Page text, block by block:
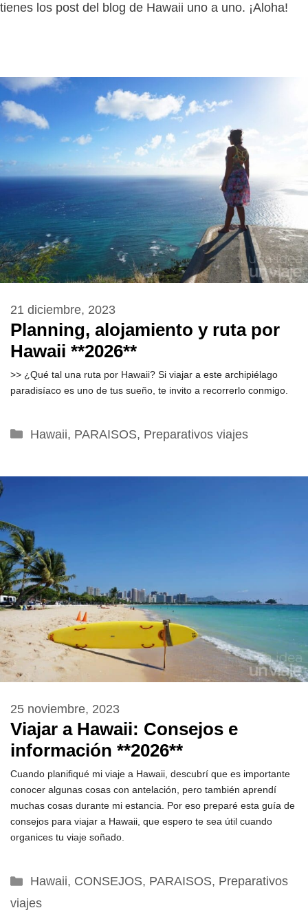
tienes los post del blog de Hawaii uno a uno. ¡Aloha!
Planning, alojamiento y ruta por
Hawaii **2026**
21 diciembre, 2023
>> ¿Qué tal una ruta por Hawaii? Si viajar a este archipiélago
paradisíaco es uno de tus sueño, te invito a recorrerlo conmigo.
Categorías
Hawaii, PARAISOS, Preparativos viajes
Viajar a Hawaii: Consejos e
información **2026**
25 noviembre, 2023
Cuando planifiqué mi viaje a Hawaii, descubrí que es importante
conocer algunas cosas con antelación, pero también aprendí
muchas cosas durante mi estancia. Por eso preparé esta guía de
consejos para viajar a Hawaii, que espero te sea útil cuando
organices tu viaje soñado.
Categorías
Hawaii, CONSEJOS, PARAISOS, Preparativos
viajes